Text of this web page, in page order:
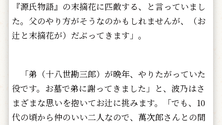
『源氏物語』の末摘花に匹敵する、と言っていまし
た。父のやり方がそうなのかもしれませんが、（お
辻と末摘花が）だぶってきます」。
「弟（十八世勘三郎）が晩年、やりたがっていた
役です。お墓で弟に謝ってきました」と、波乃はさ
まざまな思いを抱いてお辻に挑みます。「でも、10
代の頃から仲のいい二人なので、萬次郎さんとの間